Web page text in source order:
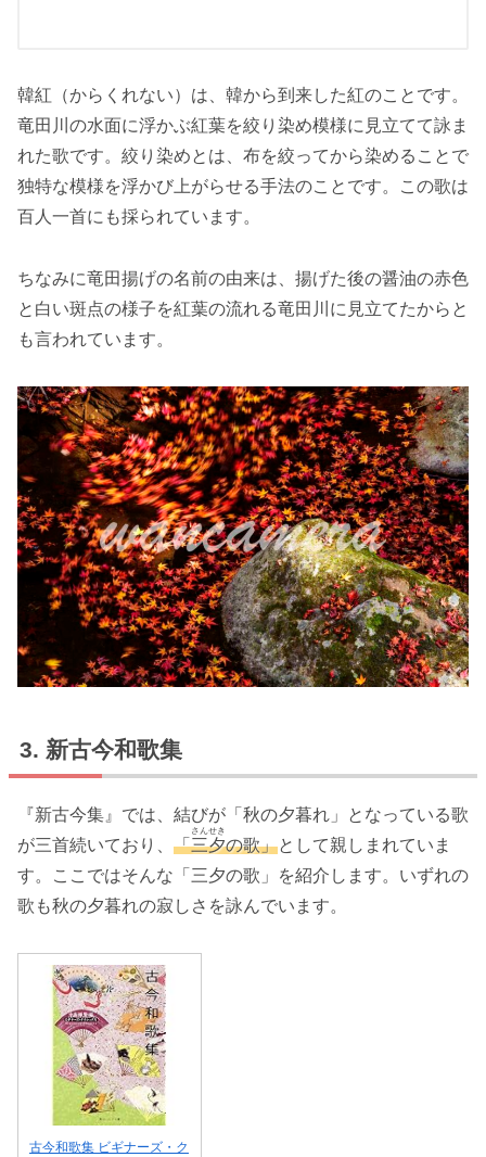
韓紅（からくれない）は、韓から到来した紅のことです。
竜田川の水面に浮かぶ紅葉を絞り染め模様に見立てて詠ま
れた歌です。絞り染めとは、布を絞ってから染めることで
独特な模様を浮かび上がらせる手法のことです。この歌は
百人一首にも採られています。
ちなみに竜田揚げの名前の由来は、揚げた後の醤油の赤色
と白い斑点の様子を紅葉の流れる竜田川に見立てたからと
も言われています。
新古今和歌集
『新古今集』では、結びが「秋の夕暮れ」となっている歌
が三首続いており、 「三夕
さんせき
の歌」として親しまれていま
す。ここではそんな「三夕の歌」を紹介します。いずれの
歌も秋の夕暮れの寂しさを詠んでいます。
古今和歌集 ビギナーズ・ク